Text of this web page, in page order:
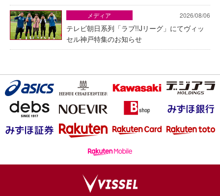
2026/08/06
テレビ朝日系列「ラブ!!Jリーグ」にてヴィッ
セル神戸特集のお知らせ
メディア